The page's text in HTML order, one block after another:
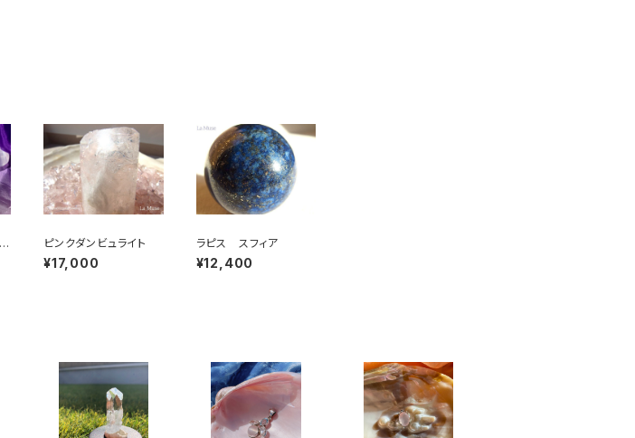
ピンクダンビュライト
¥17,000
ラピス スフィア
¥12,400